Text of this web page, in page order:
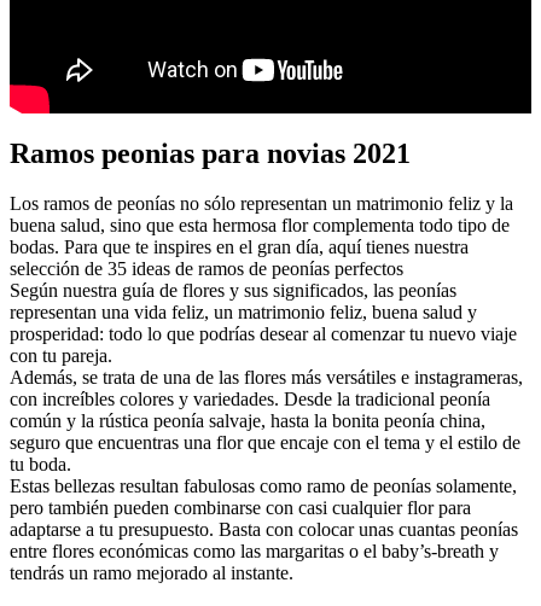
Ramos peonias para novias 2021
Los ramos de peonías no sólo representan un matrimonio feliz y la
buena salud, sino que esta hermosa flor complementa todo tipo de
bodas. Para que te inspires en el gran día, aquí tienes nuestra
selección de 35 ideas de ramos de peonías perfectos
Según nuestra guía de flores y sus significados, las peonías
representan una vida feliz, un matrimonio feliz, buena salud y
prosperidad: todo lo que podrías desear al comenzar tu nuevo viaje
con tu pareja.
Además, se trata de una de las flores más versátiles e instagrameras,
con increíbles colores y variedades. Desde la tradicional peonía
común y la rústica peonía salvaje, hasta la bonita peonía china,
seguro que encuentras una flor que encaje con el tema y el estilo de
tu boda.
Estas bellezas resultan fabulosas como ramo de peonías solamente,
pero también pueden combinarse con casi cualquier flor para
adaptarse a tu presupuesto. Basta con colocar unas cuantas peonías
entre flores económicas como las margaritas o el baby’s-breath y
tendrás un ramo mejorado al instante.